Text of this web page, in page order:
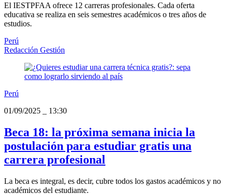
El IESTPFAA ofrece 12 carreras profesionales. Cada oferta
educativa se realiza en seis semestres académicos o tres años de
estudios.
Perú
Redacción Gestión
Perú
01/09/2025
13:30
Beca 18: la próxima semana inicia la
postulación para estudiar gratis una
carrera profesional
La beca es integral, es decir, cubre todos los gastos académicos y no
académicos del estudiante.